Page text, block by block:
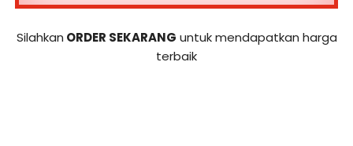
Silahkan ORDER SEKARANG untuk mendapatkan harga
terbaik